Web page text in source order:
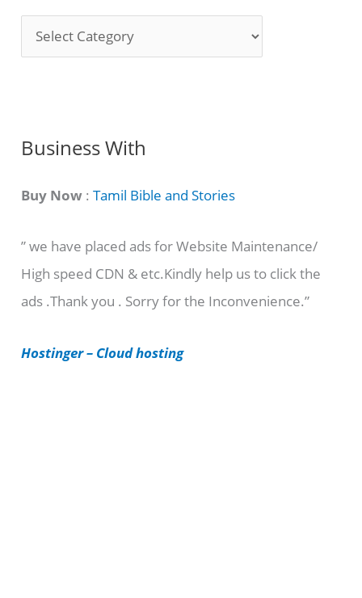
o
C
t
g
o
r
e
Business With
Buy Now :Tamil Bible and Stories
” we have placed ads for Website Maintenance/
High speed CDN & etc.Kindly help us to click the
ads .Thank you . Sorry for the Inconvenience.”
Hostinger – Cloud hosting